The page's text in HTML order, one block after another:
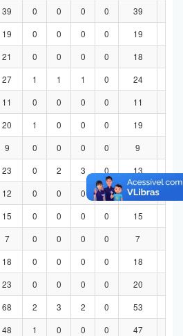
39 0 0 0 0 39
19 0 0 0 0 19
21 0 0 0 0 18
27 1 1 1 0 24
11 0 0 0 0 11
20 1 0 0 0 19
9 0 0 0 0 9
23 0 2 3 0 13
12 0 0 0 0 12
15 0 0 0 0 15
7 0 0 0 0 7
18 0 0 0 0 18
23 0 0 0 0 20
68 2 3 2 0 53
48 1 0 0 0 47